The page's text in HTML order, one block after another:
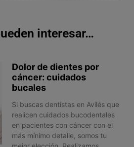
interesar…
Dolor de dientes por
cáncer: cuidados
bucales
Si buscas dentistas en Avilés que
realicen cuidados bucodentales
en pacientes con cáncer con el
más mínimo detalle, somos tu